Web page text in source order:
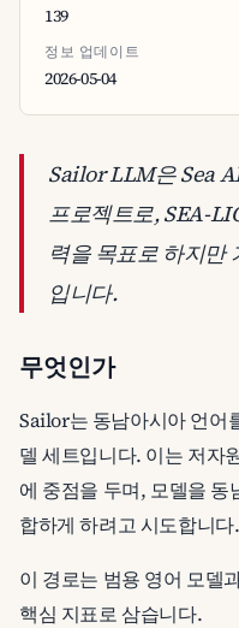
139
정보 업데이트
2026-05-04
Sailor LLM은 Sea
프로젝트로, SEA-
력을 목표로 하지만
입니다.
무엇인가
Sailor는 동남아시아 언어
델 세트입니다. 이는 저자
에 중점을 두며, 모델을 동
합하게 하려고 시도합니다.
이 경로는 범용 영어 모델
핵심 지표로 삼습니다.